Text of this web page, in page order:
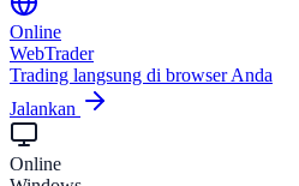
Online
WebTrader
Trading langsung di browser Anda
Jalankan
Online